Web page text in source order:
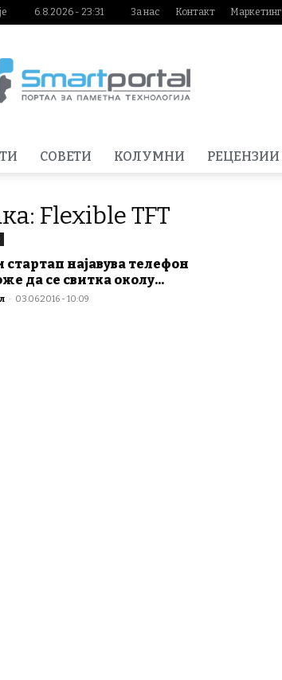
6.8.2026 - 23:31 За нас Контакт Маркетинг
СОВЕТИ КОЛУМНИ РЕЦЕНЗИИ
Flexible TFT
најавува телефон
да се свитка околу...
- 03.06.2016 - 10:09